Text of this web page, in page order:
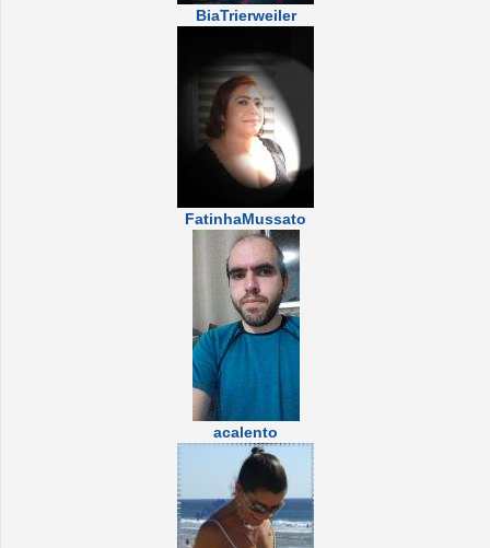
BiaTrierweiler
FatinhaMussato
acalento